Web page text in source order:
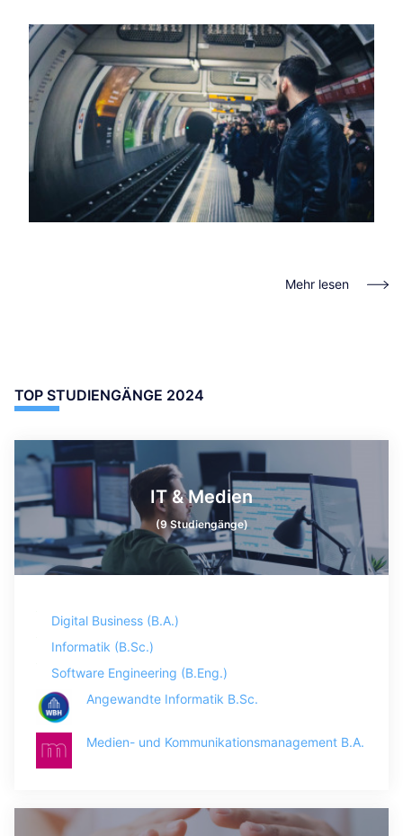
Mehr lesen
TOP STUDIENGÄNGE 2024
IT & Medien
(9 Studiengänge)
Digital Business (B.A.)
Informatik (B.Sc.)
Software Engineering (B.Eng.)
Angewandte Informatik B.Sc.
Medien- und Kommunikationsmanagement B.A.